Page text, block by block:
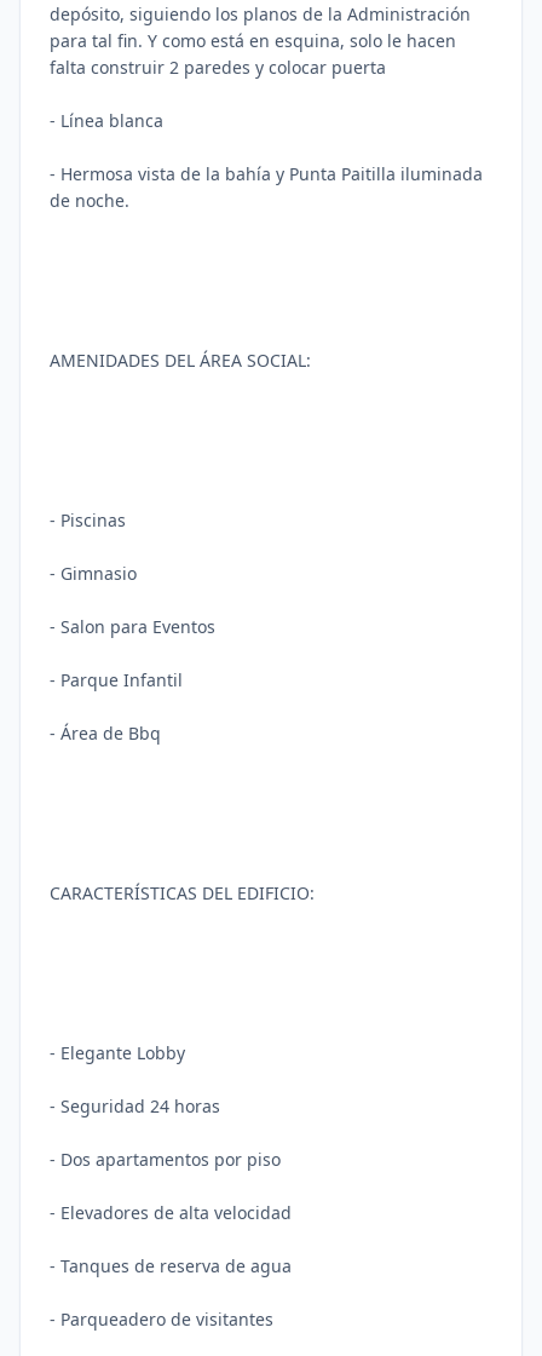
depósito, siguiendo los planos de la Administración
para tal fin. Y como está en esquina, solo le hacen
falta construir 2 paredes y colocar puerta
- Línea blanca
- Hermosa vista de la bahía y Punta Paitilla iluminada
de noche.
AMENIDADES DEL ÁREA SOCIAL:
- Piscinas
- Gimnasio
- Salon para Eventos
- Parque Infantil
- Área de Bbq
CARACTERÍSTICAS DEL EDIFICIO:
- Elegante Lobby
- Seguridad 24 horas
- Dos apartamentos por piso
- Elevadores de alta velocidad
- Tanques de reserva de agua
- Parqueadero de visitantes